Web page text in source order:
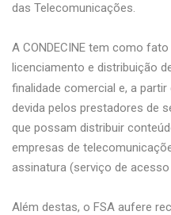
das Telecomunicações.
A CONDECINE tem como
licenciamento e distribuição
finalidade comercial e, a partir
devida pelos prestadores de
que possam distribuir
empresas de
assinatura (serviço de
Além destas, o FSA aufere